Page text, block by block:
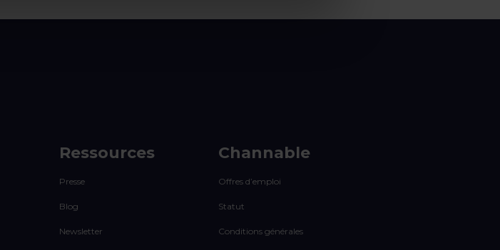
Ressources
Presse
Blog
Newsletter
Channable
Offres d’emploi
Statut
Conditions générales